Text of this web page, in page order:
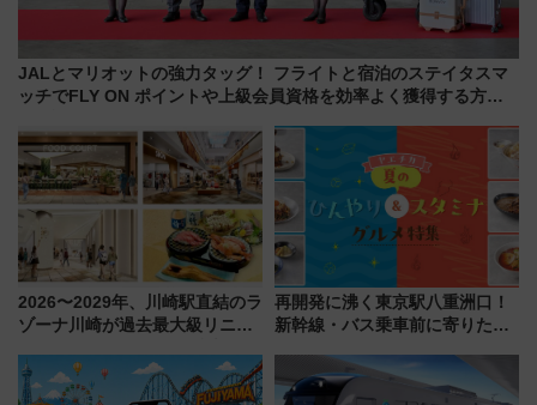
JALとマリオットの強力タッグ！ フライトと宿泊のステイタスマ
ッチでFLY ON ポイントや上級会員資格を効率よく獲得する方法
2026〜2029年、川崎駅直結のラ
ゾーナ川崎が過去最大級リニュ
「いつから何が変わるか」徹底
解説！
再開発に沸く東京駅八重洲口！
新幹線・バス乗車前に寄りたい
やり＆スタミナグルメ」6選【新
店舗も！】